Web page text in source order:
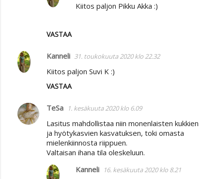
VASTAA
Kiitos paljon Pikku Akka :)
Kanneli 31. toukokuuta 2020 klo 22.32
Kiitos paljon Suvi K :)
VASTAA
TeSa 1. kesäkuuta 2020 klo 6.09
Lasitus mahdollistaa niin monenlaisten kukkien
ja hyötykasvien kasvatuksen, toki omasta
mielenkiinnosta riippuen.
Valtaisan ihana tila oleskeluun.
Kanneli 16. kesäkuuta 2020 klo 8.21